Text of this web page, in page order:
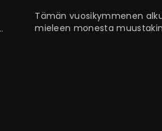
Tämän vuosikymmenen
mieleen monesta